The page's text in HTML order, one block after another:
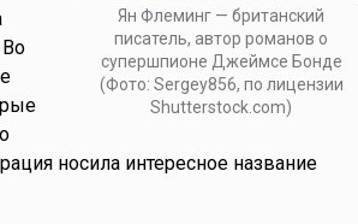
Ян Флеминг — британский
писатель, автор романов о
супершпионе Джеймсе Бонде
(Фото: Sergey856, по лицензии
Shutterstock.com)
носила интересное название